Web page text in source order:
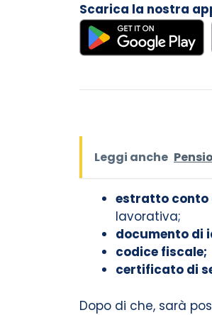
Scarica la nostra
Leggi anche
estratto
lavorativa;
documento di
codice fiscale;
certificato di
Dopo di che, sarà